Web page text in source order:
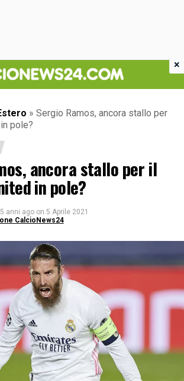
» Sergio Ramos, ancora stallo per
pole?
ancora stallo per il
in pole?
5 anni ago on 5 Aprile 2021
CalcioNews24
×